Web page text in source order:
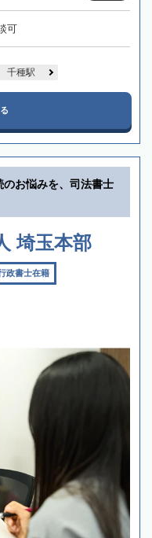
可
千種駅
のお悩みを、司法書士
埼玉本部
政書士在籍